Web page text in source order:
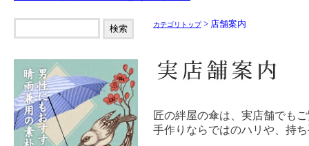
カテゴリトップ> 店舗案内
匠の絆屋の傘は、実店舗でも
手作りならではのハリや、持